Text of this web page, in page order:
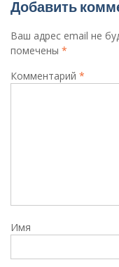
Добавить
Ваш адрес email не
помечены *
Комментарий *
Имя